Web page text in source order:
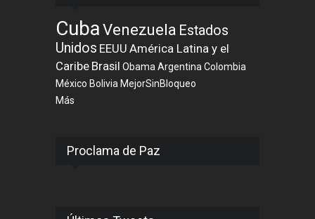
CubaVenezuela Estados
Unidos EEUU América Latina y el
Caribe Brasil Obama Argentina Colombia
México Bolivia MejorSinBloqueo
Más
Proclama de Paz